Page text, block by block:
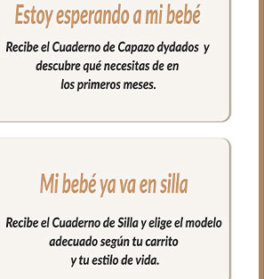
con goma en la
la inferior para que
3D para una buena
transpirable y ligera
al tono. Puedes
queda la funda.
Maxicosi — para
tipo maxicosi